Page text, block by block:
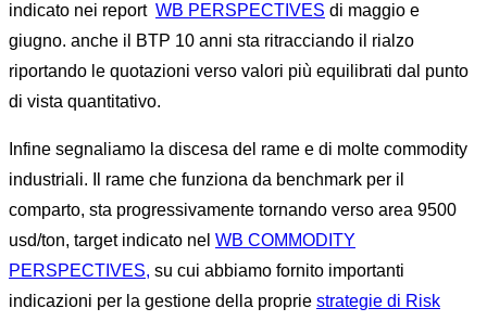
indicato nei report WB PERSPECTIVES di maggio e
giugno. anche il BTP 10 anni sta ritracciando il rialzo
riportando le quotazioni verso valori più equilibrati dal punto
di vista quantitativo.
Infine segnaliamo la discesa del rame e di molte commodity
industriali. Il rame che funziona da benchmark per il
comparto, sta progressivamente tornando verso area 9500
usd/ton, target indicato nel WB COMMODITY
PERSPECTIVES, su cui abbiamo fornito importanti
indicazioni per la gestione della proprie strategie di Risk